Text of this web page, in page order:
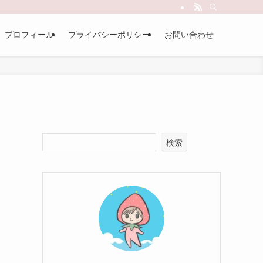
プロフィール プライバシーポリシー お問い合わせ
検索